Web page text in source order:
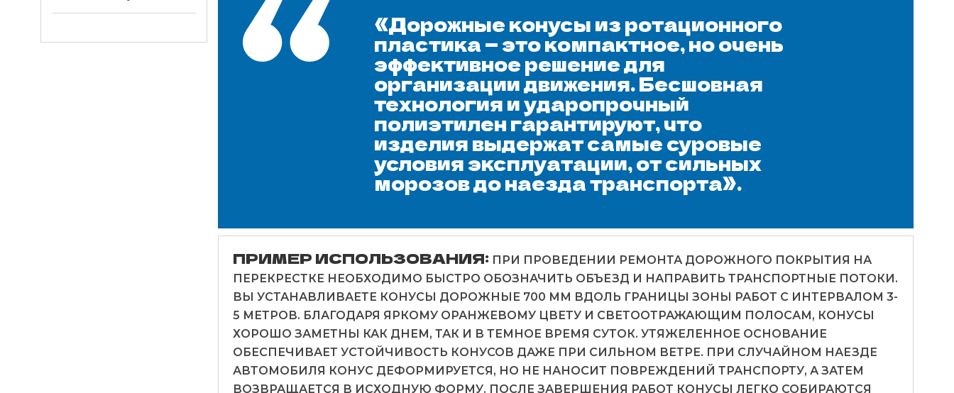
«Дорожные конусы из ротационного
пластика — это компактное, но очень
эффективное решение для
организации движения. Бесшовная
технология и ударопрочный
полиэтилен гарантируют, что
изделия выдержат самые суровые
условия эксплуатации, от сильных
морозов до наезда транспорта».
ПРИМЕР ИСПОЛЬЗОВАНИЯ: ПРИ ПРОВЕДЕНИИ РЕМОНТА ДОРОЖНОГО ПОКРЫТИЯ НА
ПЕРЕКРЕСТКЕ НЕОБХОДИМО БЫСТРО ОБОЗНАЧИТЬ ОБЪЕЗД И НАПРАВИТЬ ТРАНСПОРТНЫЕ ПОТОКИ.
ВЫ УСТАНАВЛИВАЕТЕ КОНУСЫ ДОРОЖНЫЕ 700 ММ ВДОЛЬ ГРАНИЦЫ ЗОНЫ РАБОТ С ИНТЕРВАЛОМ 3-
5 МЕТРОВ. БЛАГОДАРЯ ЯРКОМУ ОРАНЖЕВОМУ ЦВЕТУ И СВЕТООТРАЖАЮЩИМ ПОЛОСАМ, КОНУСЫ
ХОРОШО ЗАМЕТНЫ КАК ДНЕМ, ТАК И В ТЕМНОЕ ВРЕМЯ СУТОК. УТЯЖЕЛЕННОЕ ОСНОВАНИЕ
ОБЕСПЕЧИВАЕТ УСТОЙЧИВОСТЬ КОНУСОВ ДАЖЕ ПРИ СИЛЬНОМ ВЕТРЕ. ПРИ СЛУЧАЙНОМ НАЕЗДЕ
АВТОМОБИЛЯ КОНУС ДЕФОРМИРУЕТСЯ, НО НЕ НАНОСИТ ПОВРЕЖДЕНИЙ ТРАНСПОРТУ, А ЗАТЕМ
ВОЗВРАЩАЕТСЯ В ИСХОДНУЮ ФОРМУ. ПОСЛЕ ЗАВЕРШЕНИЯ РАБОТ КОНУСЫ ЛЕГКО СОБИРАЮТСЯ